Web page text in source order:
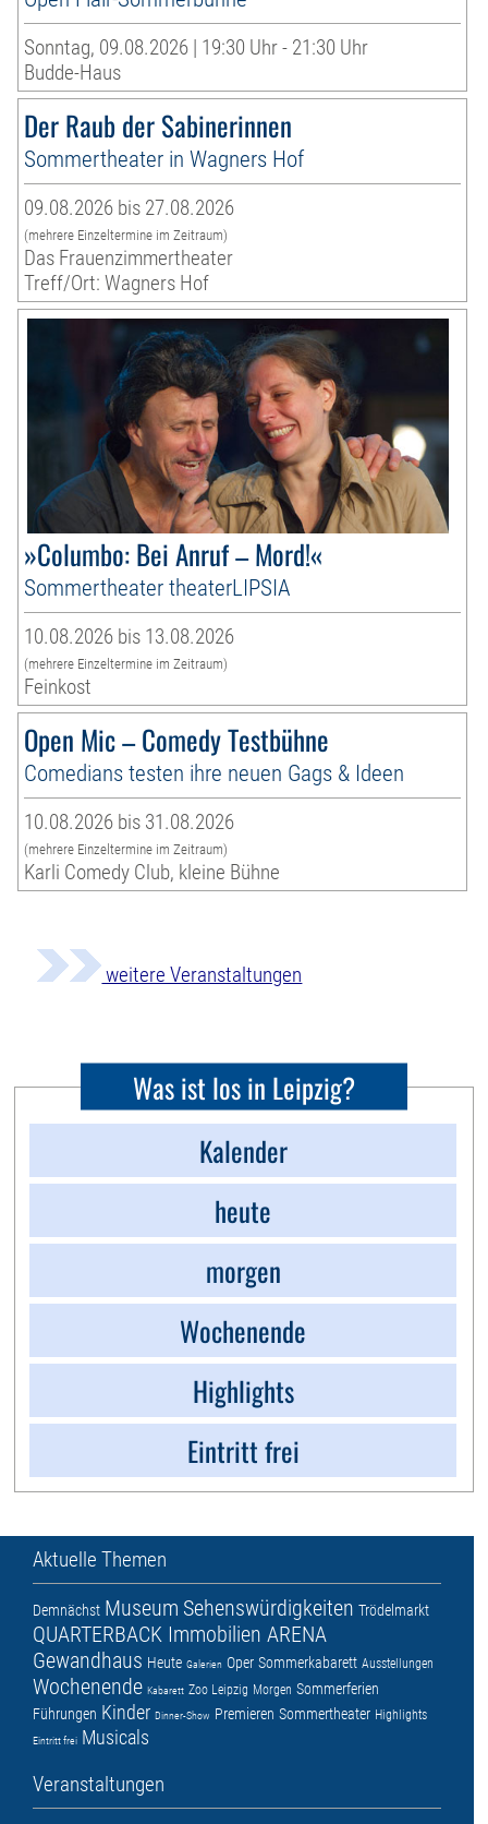
Sonntag, 09.08.2026 | 19:30 Uhr - 21:30 Uhr
Budde-Haus
Der Raub der Sabinerinnen
Sommertheater in Wagners Hof
09.08.2026 bis 27.08.2026
(mehrere Einzeltermine im Zeitraum)
Das Frauenzimmertheater
Treff/Ort: Wagners Hof
»Columbo: Bei Anruf – Mord!«
Sommertheater theaterLIPSIA
10.08.2026 bis 13.08.2026
(mehrere Einzeltermine im Zeitraum)
Feinkost
Open Mic – Comedy Testbühne
Comedians testen ihre neuen Gags & Ideen
10.08.2026 bis 31.08.2026
(mehrere Einzeltermine im Zeitraum)
Karli Comedy Club, kleine Bühne
weitere Veranstaltungen
Was ist los in Leipzig?
Kalender
heute
morgen
Wochenende
Highlights
Eintritt frei
Aktuelle Themen
Demnächst Museum Sehenswürdigkeiten Trödelmarkt
QUARTERBACK Immobilien ARENA
Gewandhaus Heute Galerien Oper Sommerkabarett Ausstellungen
Wochenende Kabarett Zoo Leipzig Morgen Sommerferien
Führungen Kinder Dinner-Show Premieren Sommertheater Highlights
Eintritt frei Musicals
Veranstaltungen